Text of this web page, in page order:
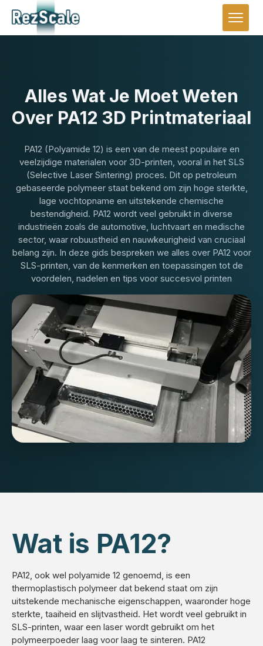
Alles Wat Je Moet Weten
Over PA12 3D Printmateriaal
PA12 (Polyamide 12) is een van de meest populaire en
veelzijdige materialen voor 3D-printen, vooral in het SLS
(Selective Laser Sintering) proces. Dit op petroleum
gebaseerde polymeer staat bekend om zijn hoge sterkte,
lage vochtopname en uitstekende chemische
bestendigheid. PA12 wordt veel gebruikt in diverse
industrieën zoals de automotive, luchtvaart en medische
sector, waar robuustheid en nauwkeurigheid van cruciaal
belang zijn. In deze gids bespreken we alles over PA12 voor
SLS-printen, van de kenmerken en toepassingen tot de
voordelen, nadelen en tips voor succesvol printen
Wat is PA12?
PA12, ook wel polyamide 12 genoemd, is een
thermoplastisch polymeer dat bekend staat om zijn
uitstekende mechanische eigenschappen, waaronder hoge
sterkte, taaiheid en slijtvastheid. Het wordt veel gebruikt in
SLS-printen, waar een laser wordt gebruikt om het
polymeerpoeder laag voor laag te sinteren. PA12